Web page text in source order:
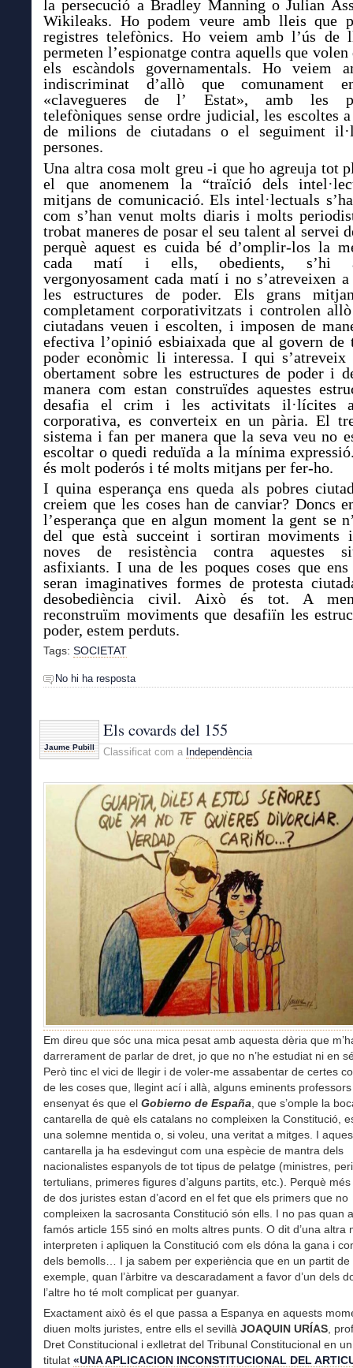
la persecució a Bradley Manning o Julian
Wikileaks. Ho podem veure amb lleis que
registres telefònics. Ho veiem amb l’ús de
permeten l’espionatge contra aquells que volen
els escàndols governamentals. Ho veiem
indiscriminat d’allò que comunament
«clavegueres de l’ Estat», amb les
telefòniques sense ordre judicial, les escoltes a
de milions de ciutadans o el seguiment
persones.
Una altra cosa molt greu -i que ho agreuja tot
el que
anomenem la “traïció dels
mitjans de comunicació. Els intel·lectuals
com s’han venut molts diaris i molts
trobat maneres de posar el seu talent al servei
perquè aquest es cuida bé d’omplir-los la
cada matí i ells, obedients, s’hi
vergonyosament cada matí i no s’atreveixen
les estructures de poder. Els grans
completament corporativitzats i controlen
ciutadans veuen i escolten, i imposen de
efectiva l’opinió esbiaixada que al govern
poder econòmic li interessa. I qui s’atreveix
obertament sobre les estructures de poder i
manera com estan construïdes aquestes
desafia el crim i les activitats il·lícites
corporativa, es converteix en un pària. El
sistema i fan per manera que la seva veu no
escoltar o quedi reduïda a la mínima
és molt poderós i té molts mitjans per fer-ho.
I quina esperança ens queda als pobres
creiem que les coses han de canviar? Doncs
l’esperança que en algun moment la gent se
del que està succeint i sortiran moviments
noves de resistència contra aquestes
asfixiants. I una de les poques coses que ens
seran imaginatives formes de protesta
desobediència civil. Això és tot. A
reconstruïm moviments que desafiïn les
poder, estem perduts.
Tags: SOCIETAT
No hi ha resposta
Jaume Pubill
Els covards del 155
Classificat com a Independència
Em direu que sóc una mica pesat amb aquesta dèria que
darrerament de parlar de dret, jo que no n’he estudiat ni en
Però tinc el vici de llegir i de voler-me assabentar de certes
de les coses que, llegint ací i allà, alguns eminents professors
ensenyat és que el Gobierno de España, que s’omple la
cantarella de què els catalans no compleixen la Constitució,
una solemne mentida o, si voleu, una veritat a mitges. I
cantarella ja ha esdevingut com una espècie de mantra dels
nacionalistes espanyols de tot tipus de pelatge (ministres,
tertulians, primeres figures d’alguns partits, etc.). Perquè més
de dos juristes estan d’acord en el fet que els primers que no
compleixen la sacrosanta Constitució són ells. I no pas quan
famós article 155 sinó en molts altres punts. O dit d’una altra
interpreten i apliquen la Constitució com els dóna la gana i
dels bemolls… I ja sabem per experiència que en un partit de
exemple, quan l’àrbitre va descaradament a favor d’un dels
l’altre ho té molt complicat per guanyar.
Exactament això és el que passa a Espanya en aquests
diuen molts juristes, entre ells el sevillà JOAQUIN URÍAS,
Dret Constitucional i exlletrat del Tribunal Constitucional en
titulat «UNA APLICACION INCONSTITUCIONAL DEL